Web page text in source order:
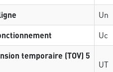
Un
Uc
temporaire (TOV) 5
UT